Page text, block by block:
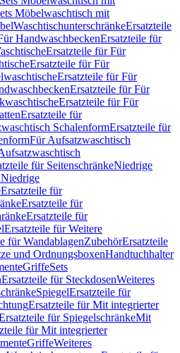
Möbelwaschtisch mit
WaschtischunterschränkeErsatzteile
HandwaschbeckenErsatzteile für
Ersatzteile für Für
Ersatzteile für Für
Ersatzteile für Für
Ersatzteile für Für
Ersatzteile für Für
Ersatzteile für
SchalenformErsatzteile für
Für Aufsatzwaschtisch
für SeitenschränkeNiedrige
Ersatzteile für
Ersatzteile für
Ersatzteile für
Ersatzteile für Weitere
für WandablagenZubehörErsatzteile
und OrdnungsboxenHandtuchhalter
GriffeSets
Ersatzteile für SteckdosenWeiteres
SpiegelErsatzteile für
Ersatzteile für Mit integrierter
für SpiegelschränkeMit
für Mit integrierter
GriffeWeiteres